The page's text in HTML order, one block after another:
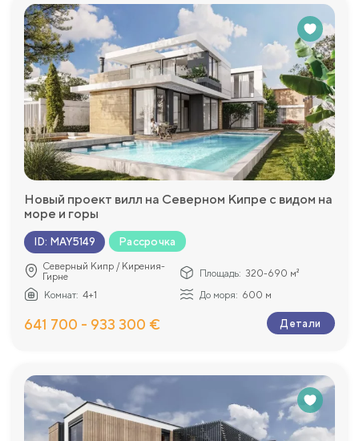
Новый проект вилл на Северном Кипре с видом на
море и горы
ID: MAY5149 Рассрочка
Северный Кипр / Кирения-
Гирне
Площадь: 320-690 м²
Комнат: 4+1 До моря: 600 м
641 700 - 933 300 € Детали